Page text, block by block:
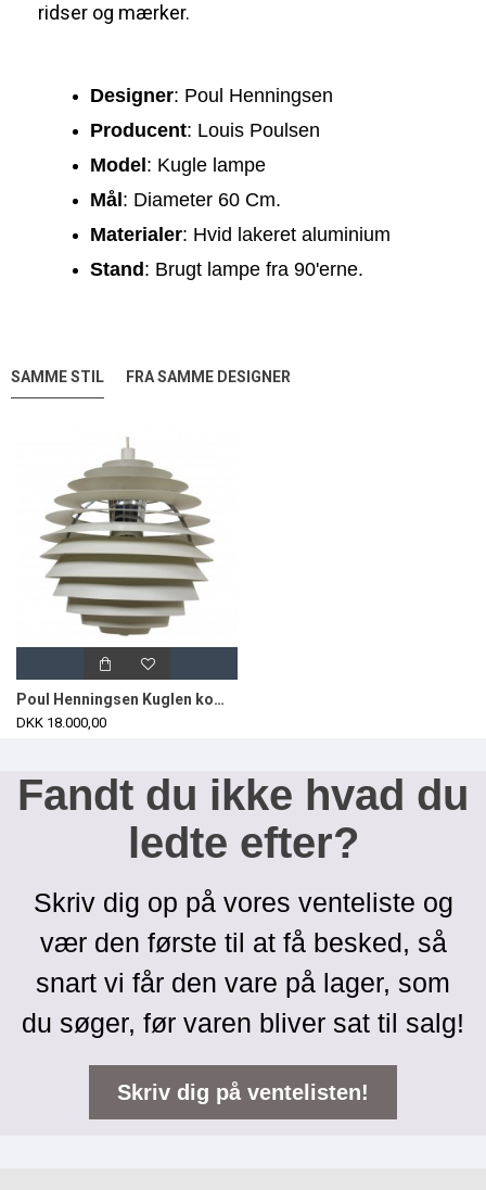
ridser og mærker.
Designer: Poul Henningsen
Producent: Louis Poulsen
Model: Kugle lampe
Mål: Diameter 60 Cm.
Materialer: Hvid lakeret aluminium
Stand: Brugt lampe fra 90'erne.
SAMME STIL FRA SAMME DESIGNER
Poul Henningsen Kuglen komplet Ø60 cm
DKK 18.000,00
Fandt du ikke hvad du
ledte efter?
Skriv dig op på vores venteliste og
vær den første til at få besked, så
snart vi får den vare på lager, som
du søger, før varen bliver sat til salg!
Skriv dig på ventelisten!